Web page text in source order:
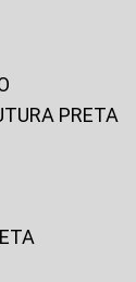
PRETA